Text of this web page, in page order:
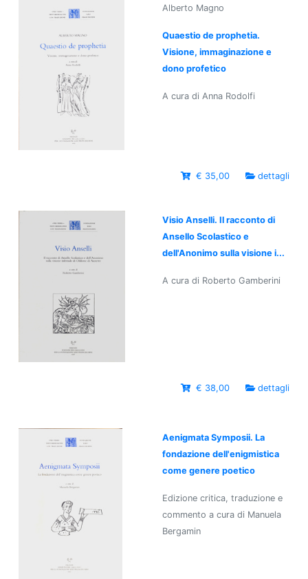
Alberto Magno
Quaestio de prophetia.
Visione, immaginazione e
dono profetico
A cura di Anna Rodolfi
€ 35,00 dettagli
Visio Anselli. Il racconto di
Ansello Scolastico e
dell'Anonimo sulla visione i...
A cura di Roberto Gamberini
€ 38,00 dettagli
Aenigmata Symposii. La
fondazione dell'enigmistica
come genere poetico
Edizione critica, traduzione e
commento a cura di Manuela
Bergamin